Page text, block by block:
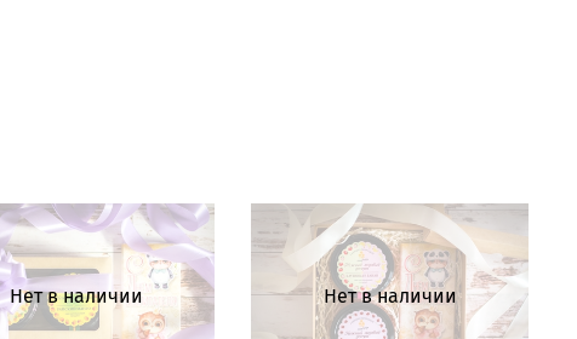
Нет в наличии Нет в наличии